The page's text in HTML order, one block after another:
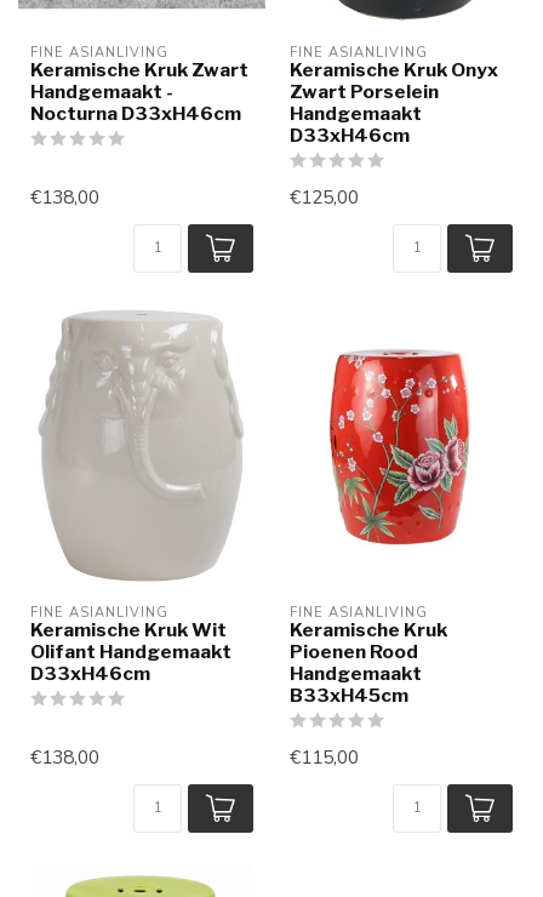
FINE ASIANLIVING
Keramische Kruk Zwart
Handgemaakt -
Nocturna D33xH46cm
€138,00
FINE ASIANLIVING
Keramische Kruk Onyx
Zwart Porselein
Handgemaakt
D33xH46cm
€125,00
FINE ASIANLIVING
Keramische Kruk Wit
Olifant Handgemaakt
D33xH46cm
€138,00
FINE ASIANLIVING
Keramische Kruk
Pioenen Rood
Handgemaakt
B33xH45cm
€115,00